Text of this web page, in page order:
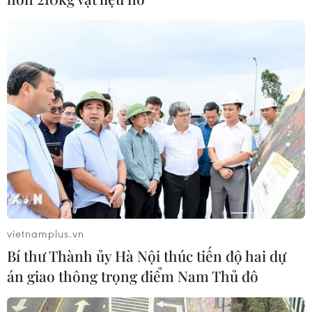
Sâm Ngọc Linh: Báu vật trong tay,
Yếu tố di truyền có thể quyết định
quá trình phát triển ung thư
02/08/2026 09:43
Phương pháp mới giúp phát hiện
sớm bệnh Alzheimer
30/07/2026 14:27
Virus H5N1 lây lan trong quần thể
vietnamplus.vn
Bí thư Thành ủy Hà Nội thúc tiến độ hai dự
án giao thông trọng điểm Nam Thủ đô